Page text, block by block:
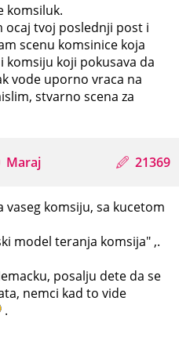
komsiluk.
ocaj tvoj poslednji post i
scenu komsinice koja
koji pokusava da
vode uporno vraca na
stvarno scena za
Maraj 21369
komsiju, sa kucetom
model teranja komsija" ,.
posalju dete da se
nemci kad to vide
.